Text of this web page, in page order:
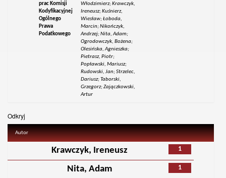
prac Komisji
Kodyfikacyjnej
Ogólnego
Prawa
Podatkowego
Włodzimierz; Krawczyk,
Ireneusz; Kuśnierz,
Wiesław; Łoboda,
Marcin; Nikończyk,
Andrzej; Nita, Adam;
Ogrodowczyk, Bożena;
Olesińska, Agnieszka;
Pietrasz, Piotr;
Popławski, Mariusz;
Rudowski, Jan; Strzelec,
Dariusz; Taborski,
Grzegorz; Zajączkowski,
Artur
Odkryj
Autor
1
Krawczyk, Ireneusz
1
Nita, Adam